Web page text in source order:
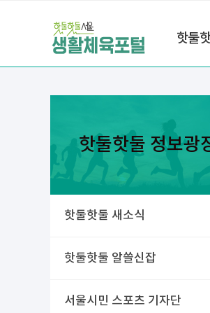
핫둘
핫둘핫둘 정보광
핫둘핫둘 새소식
핫둘핫둘 알쓸신잡
서울시민 스포츠 기자단